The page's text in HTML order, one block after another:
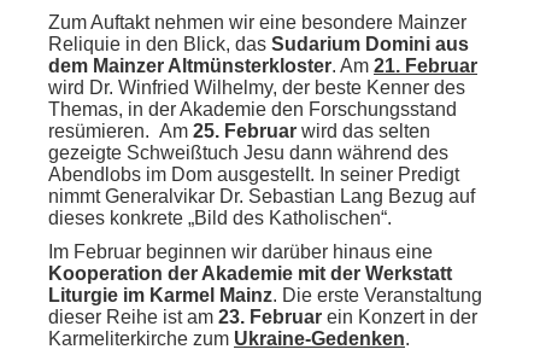
Zum Auftakt nehmen wir eine besondere Mainzer
Reliquie in den Blick, das Sudarium Domini aus
dem Mainzer Altmünsterkloster. Am 21. Februar
wird Dr. Winfried Wilhelmy, der beste Kenner des
Themas, in der Akademie den Forschungsstand
resümieren. Am 25. Februar wird das selten
gezeigte Schweißtuch Jesu dann während des
Abendlobs im Dom ausgestellt. In seiner Predigt
nimmt Generalvikar Dr. Sebastian Lang Bezug auf
dieses konkrete „Bild des Katholischen“.
Im Februar beginnen wir darüber hinaus eine
Kooperation der Akademie mit der Werkstatt
Liturgie im Karmel Mainz. Die erste Veranstaltung
dieser Reihe ist am 23. Februar ein Konzert in der
Karmeliterkirche zum Ukraine-Gedenken.